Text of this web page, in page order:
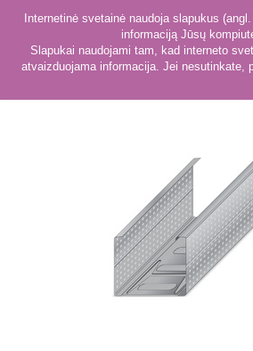
Internetinė svetainė naudoja slapukus
informaciją Jūsų
Slapukai naudojami tam, kad interneto
atvaizduojama informacija. Jei nesutinkate,
GKP profiliai